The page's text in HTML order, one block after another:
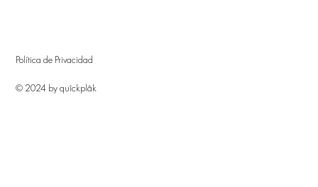
Política de Privacidad
© 2024 by quîckplâk